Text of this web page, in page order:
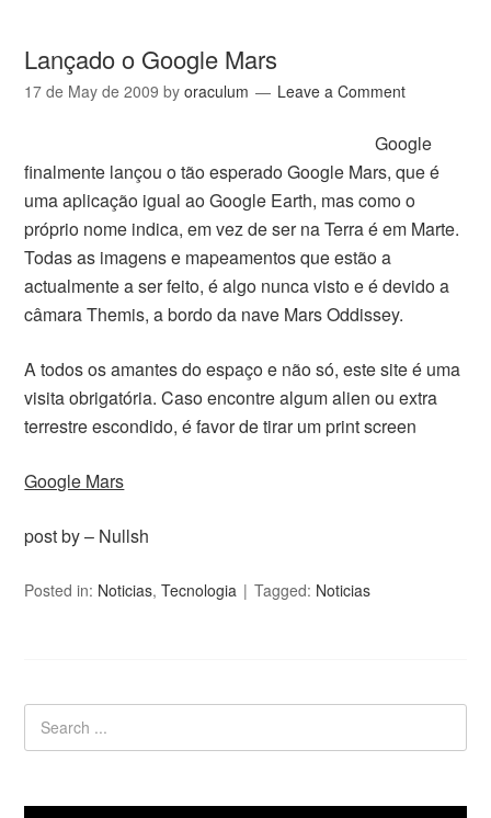
Lançado o Google Mars
17 de May de 2009 byoraculum Leave a Comment
Google
finalmente lançou o tão esperado Google Mars, que é
uma aplicação igual ao Google Earth, mas como o
próprio nome indica, em vez de ser na Terra é em Marte.
Todas as imagens e mapeamentos que estão a
actualmente a ser feito, é algo nunca visto e é devido a
câmara Themis, a bordo da nave Mars Oddissey.
A todos os amantes do espaço e não só, este site é uma
visita obrigatória. Caso encontre algum alien ou extra
terrestre escondido, é favor de tirar um print screen
Google Mars
post by – Nullsh
Posted in: Noticias,Tecnologia Tagged: Noticias